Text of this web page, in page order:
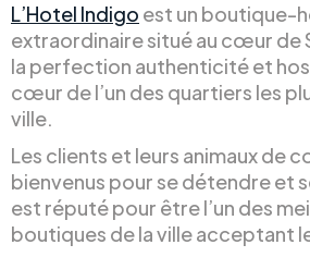
L’Hotel Indigo est un boutique-
extraordinaire situé au cœur de
la perfection authenticité et
cœur de l’un des quartiers les
ville.
Les clients et leurs animaux de
bienvenus pour se détendre et
est réputé pour être l’un des
boutiques de la ville acceptant